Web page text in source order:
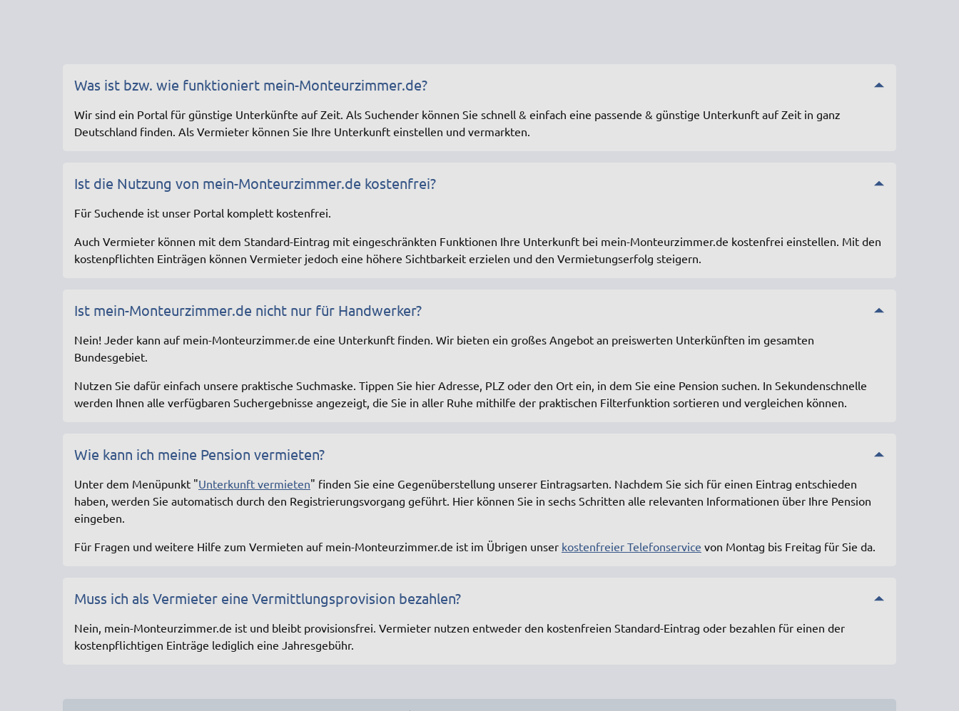
Was ist bzw. wie funktioniert mein-Monteurzimmer.de?
Wir sind ein Portal für günstige Unterkünfte auf Zeit. Als Suchender können Sie schnell & einfach eine passende & günstige Unterkunft auf Zeit in ganz
Deutschland finden. Als Vermieter können Sie Ihre Unterkunft einstellen und vermarkten.
Ist die Nutzung von mein-Monteurzimmer.de kostenfrei?
Für Suchende ist unser Portal komplett kostenfrei.
Auch Vermieter können mit dem Standard-Eintrag mit eingeschränkten Funktionen Ihre Unterkunft bei mein-Monteurzimmer.de kostenfrei einstellen. Mit den
kostenpflichten Einträgen können Vermieter jedoch eine höhere Sichtbarkeit erzielen und den Vermietungserfolg steigern.
Ist mein-Monteurzimmer.de nicht nur für Handwerker?
Nein! Jeder kann auf mein-Monteurzimmer.de eine Unterkunft finden. Wir bieten ein großes Angebot an preiswerten Unterkünften im gesamten
Bundesgebiet.
Nutzen Sie dafür einfach unsere praktische Suchmaske. Tippen Sie hier Adresse, PLZ oder den Ort ein, in dem Sie eine Pension suchen. In Sekundenschnelle
werden Ihnen alle verfügbaren Suchergebnisse angezeigt, die Sie in aller Ruhe mithilfe der praktischen Filterfunktion sortieren und vergleichen können.
Wie kann ich meine Pension vermieten?
Unter dem Menüpunkt "Unterkunft vermieten" finden Sie eine Gegenüberstellung unserer Eintragsarten. Nachdem Sie sich für einen Eintrag entschieden
haben, werden Sie automatisch durch den Registrierungsvorgang geführt. Hier können Sie in sechs Schritten alle relevanten Informationen über Ihre Pension
eingeben.
Für Fragen und weitere Hilfe zum Vermieten auf mein-Monteurzimmer.de ist im Übrigen unser kostenfreier Telefonservice von Montag bis Freitag für Sie da.
Muss ich als Vermieter eine Vermittlungsprovision bezahlen?
Nein, mein-Monteurzimmer.de ist und bleibt provisionsfrei. Vermieter nutzen entweder den kostenfreien Standard-Eintrag oder bezahlen für einen der
kostenpflichtigen Einträge lediglich eine Jahresgebühr.